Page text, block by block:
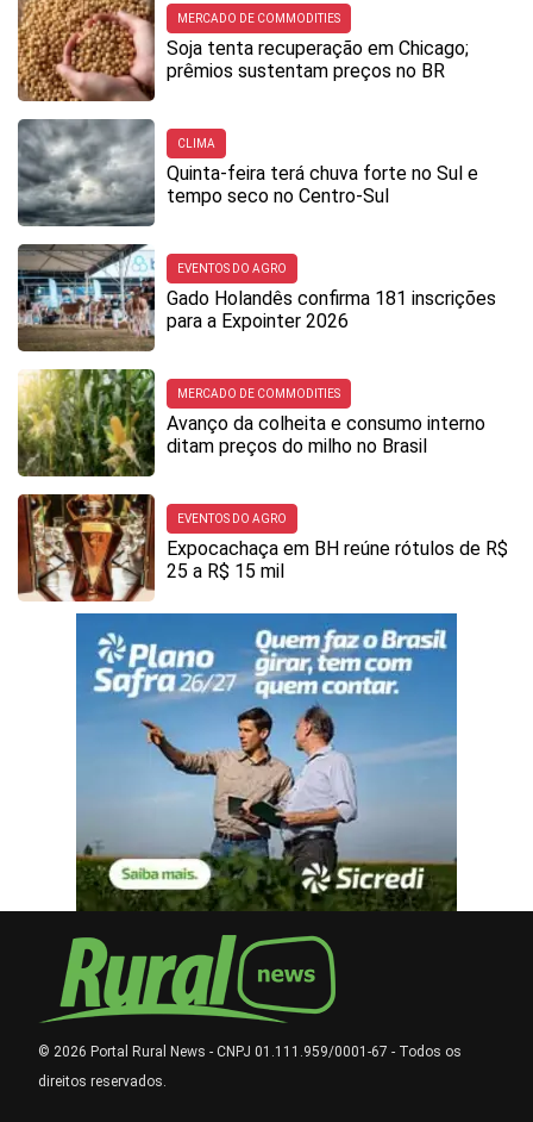
MERCADO DE COMMODITIES
Soja tenta recuperação em Chicago;
prêmios sustentam preços no BR
CLIMA
Quinta-feira terá chuva forte no Sul e
tempo seco no Centro-Sul
EVENTOS DO AGRO
Gado Holandês confirma 181 inscrições
para a Expointer 2026
MERCADO DE COMMODITIES
Avanço da colheita e consumo interno
ditam preços do milho no Brasil
EVENTOS DO AGRO
Expocachaça em BH reúne rótulos de R$
25 a R$ 15 mil
© 2026 Portal Rural News - CNPJ 01.111.959/0001-67 - Todos os
direitos reservados.